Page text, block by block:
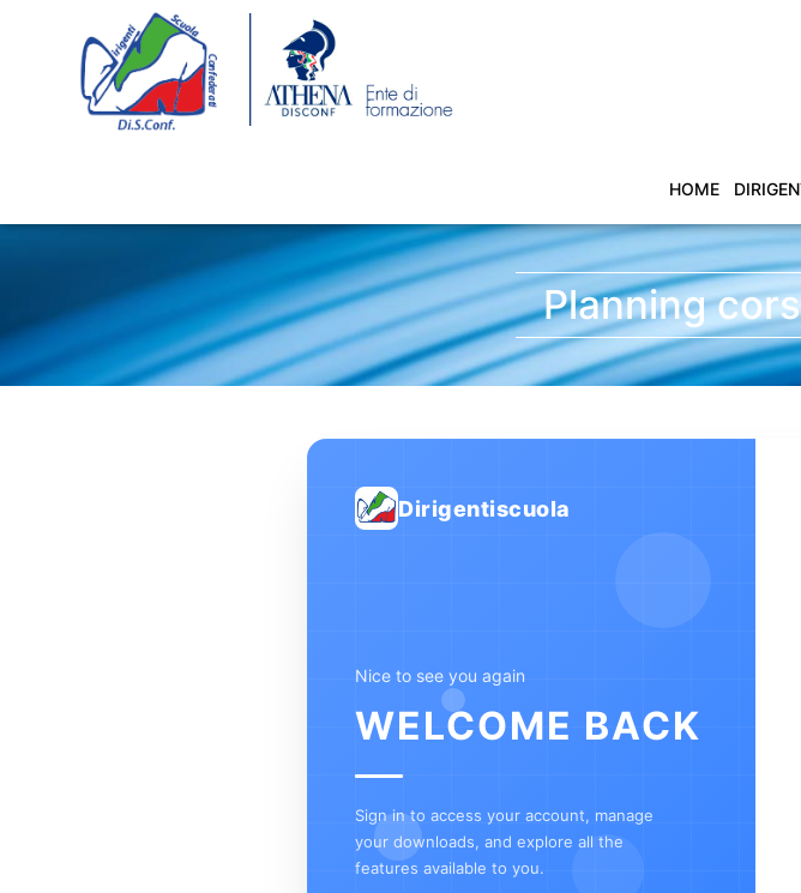
HOME
Planning
Dirigentiscuola
Nice to see you again
WELCOME BACK
Sign in to access your account, manage
your downloads, and explore all the
features available to you.